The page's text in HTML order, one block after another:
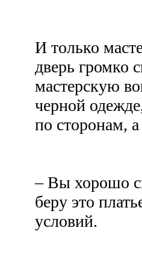
И только
дверь громко
мастерскую
черной
по сторонам,
– Вы хорошо
беру это
условий.